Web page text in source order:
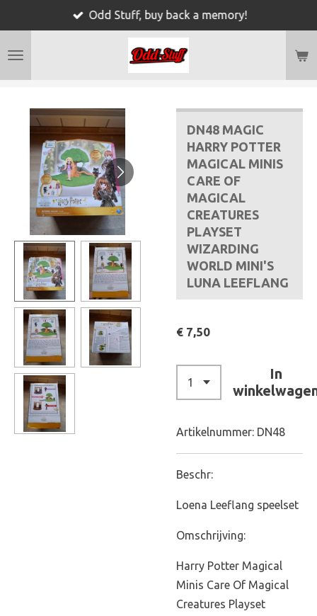
naar
Odd Stuff, buy back a memory!
DN48 MAGIC
HARRY POTTER
MAGICAL MINIS
CARE OF
MAGICAL
CREATURES
PLAYSET
WIZARDING
WORLD MINI'S
LUNA LEEFLANG
€ 7,50
In
Artikelnummer: DN48
Beschr:
Loena Leeflang speelset
Omschrijving:
Harry Potter Magical
Minis Care Of Magical
Creatures Playset